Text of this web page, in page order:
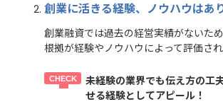
創業に活きる経験、ノウハウはあ
創業融資では過去の経営実績がないた
根拠が経験やノウハウによって評価され
未経験の業界でも伝え方の工
せる経験としてアピール！